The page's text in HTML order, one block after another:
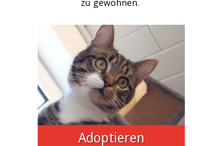
zu gewöhnen.
Adoptieren